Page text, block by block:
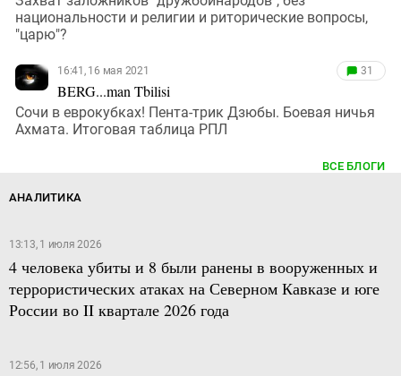
национальности и религии и риторические вопросы,
"царю"?
16:41, 16 мая 2021
BERG...man Tbilisi
31
Сочи в еврокубках! Пента-трик Дзюбы. Боевая ничья
Ахмата. Итоговая таблица РПЛ
ВСЕ БЛОГИ
АНАЛИТИКА
13:13, 1 июля 2026
4 человека убиты и 8 были ранены в вооруженных и
террористических атаках на Северном Кавказе и юге
России во II квартале 2026 года
12:56, 1 июля 2026